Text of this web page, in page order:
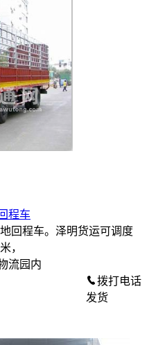
程车
回程车。泽明货运可调度
，
流园内
拨打电话
发货